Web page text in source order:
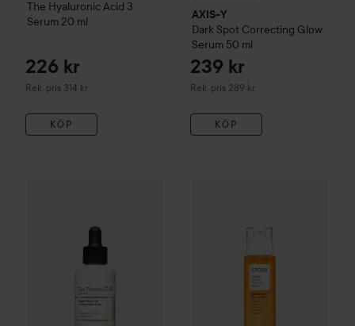
The Hyaluronic Acid 3
Serum 20 ml
226 kr
Rek. pris 314 kr
Rekommenderat pris 314 kr
KÖP
AXIS-Y
Dark Spot Correcting Glow
Serum 50 ml
239 kr
Rek. pris 289 kr
Rekommenderat pris 289 kr
KÖP